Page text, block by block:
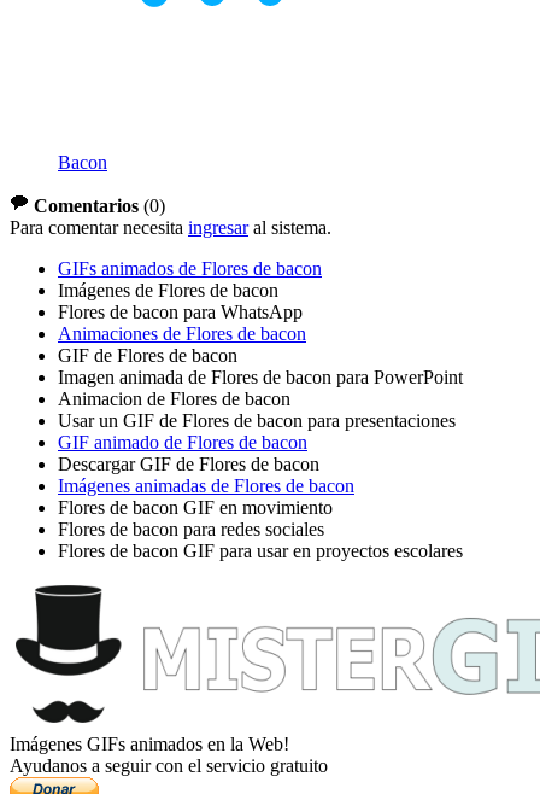
Bacon
Comentarios (0)
Para comentar necesita ingresaral sistema.
GIFs animados de Flores de bacon
Imágenes de Flores de bacon
Flores de bacon para WhatsApp
Animaciones de Flores de bacon
GIF de Flores de bacon
Imagen animada de Flores de bacon para PowerPoint
Animacion de Flores de bacon
Usar un GIF de Flores de bacon para presentaciones
GIF animado de Flores de bacon
Descargar GIF de Flores de bacon
Imágenes animadas de Flores de bacon
Flores de bacon GIF en movimiento
Flores de bacon para redes sociales
Flores de bacon GIF para usar en proyectos escolares
Imágenes GIFs animados en la Web!
Ayudanos a seguir con el servicio gratuito